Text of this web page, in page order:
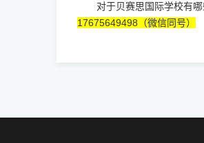
对于贝赛思国际学校有
17675649498（微信同号）